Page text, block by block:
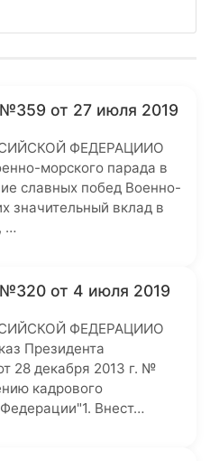
от 27 июля 2019
ФЕДЕРАЦИИО
морского парада в
славных побед Военно-
значительный вклад в
…
от 4 июля 2019
ФЕДЕРАЦИИО
Президента
28 декабря 2013 г. №
кадрового
Внест…